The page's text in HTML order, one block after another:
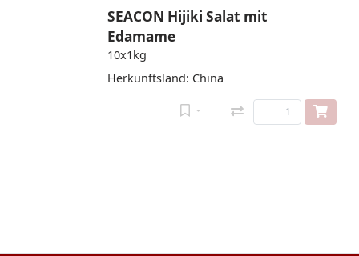
SEACON Hijiki Salat mit
Edamame
10x1kg
Herkunftsland: China